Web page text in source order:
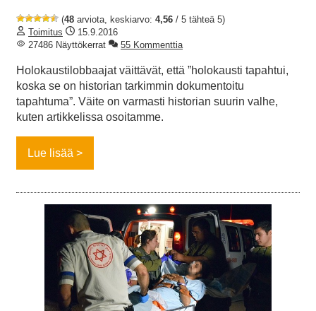
(48 arviota, keskiarvo: 4,56 / 5 tähteä 5)
Toimitus
15.9.2016
27486 Näyttökerrat
55 Kommenttia
Holokaustilobbaajat väittävät, että ”holokausti tapahtui,
koska se on historian tarkimmin dokumentoitu
tapahtuma”. Väite on varmasti historian suurin valhe,
kuten artikkelissa osoitamme.
Lue lisää